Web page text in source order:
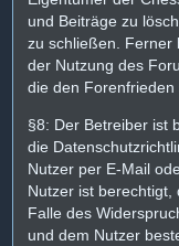
und Beiträge zu
zu schließen. Ferner
der Nutzung des
die den Forenfrieden
§8: Der Betreiber ist
die
Nutzer per E-Mail
Nutzer ist
Falle des
und dem Nutzer